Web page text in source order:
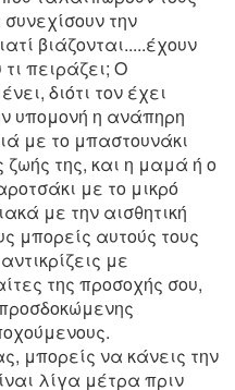
την
βιάζονται.....έχουν
πειράζει; Ο
διότι τον έχει
υπομονή η ανάπηρη
με το μπαστουνάκι
ζωής της, και η μαμά ή ο
με το μικρό
με την αισθητική
μπορείς αυτούς τους
με
της προσοχής σου,
μπορείς να κάνεις την
λίγα μέτρα πριν